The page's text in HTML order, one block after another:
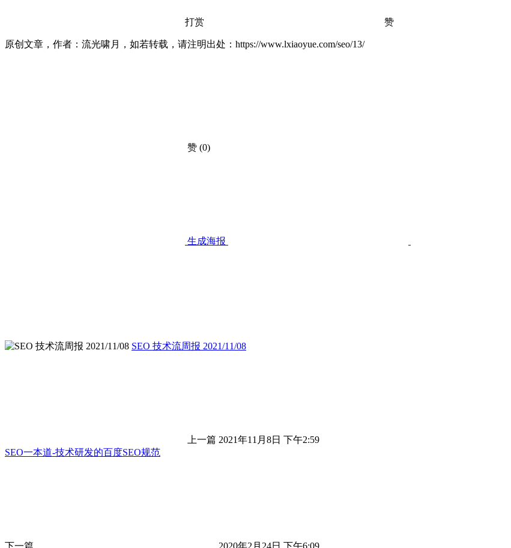
打赏 赞
原创文章，作者：流光啸月，如若转载，请注明出处：https://www.lxiaoyue.com/seo/13/
赞 (0)
生成海报
SEO 技术流周报 2021/11/08
上一篇 2021年11月8日 下午2:59
SEO一本道-技术研发的百度SEO规范
下一篇 2020年2月24日 下午6:09